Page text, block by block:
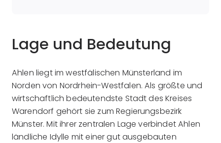
Lage und Bedeutung
Ahlen liegt im westfälischen Münsterland im
Norden von Nordrhein-Westfalen. Als größte und
wirtschaftlich bedeutendste Stadt des Kreises
Warendorf gehört sie zum Regierungsbezirk
Münster. Mit ihrer zentralen Lage verbindet Ahlen
ländliche Idylle mit einer gut ausgebauten